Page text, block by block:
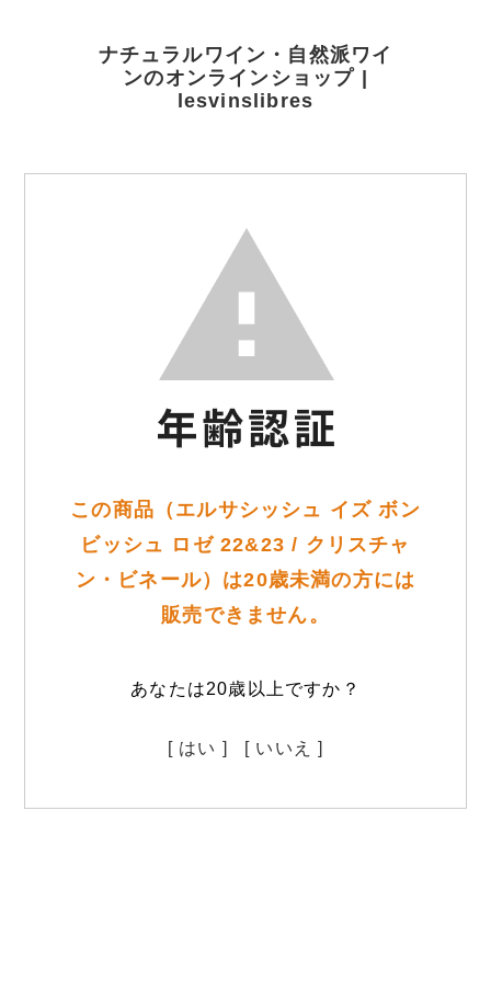
ナチュラルワイン・自然派ワイ
ンのオンラインショップ |
lesvinslibres
この商品（エルサシッシュ イズ ボン
ビッシュ ロゼ 22&23 / クリスチャ
ン・ビネール）は20歳未満の方には
販売できません。
あなたは20歳以上ですか？
[ はい ] [ いいえ ]